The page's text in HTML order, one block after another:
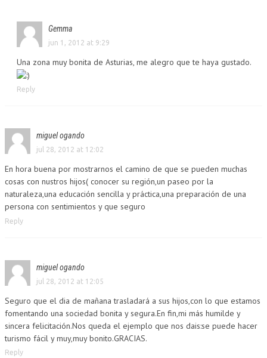
Gemma
jun 1, 2012 at 9:29
Una zona muy bonita de Asturias, me alegro que te haya gustado.
Reply
miguel ogando
jul 28, 2012 at 12:02
En hora buena por mostrarnos el camino de que se pueden muchas
cosas con nustros hijos( conocer su región,un paseo por la
naturaleza,una educación sencilla y práctica,una preparación de una
persona con sentimientos y que seguro
Reply
miguel ogando
jul 28, 2012 at 12:05
Seguro que el dia de mañana trasladará a sus hijos,con lo que estamos
fomentando una sociedad bonita y segura.En fin,mi más humilde y
sincera felicitación.Nos queda el ejemplo que nos dais:se puede hacer
turismo fácil y muy,muy bonito.GRACIAS.
Reply